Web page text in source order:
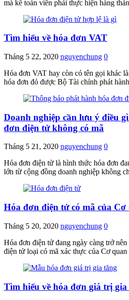
mà kế toán viên phải thực hiện hàng
Tìm hiểu về hóa đơn VAT
Tháng 5 22, 2020 nguyenchung 0
Hóa đơn VAT hay còn có tên gọi khác
hóa đơn đỏ được Bộ Tài chính phát hành
Doanh nghiệp cần lưu ý điều
đơn điện tử không có mã
Tháng 5 21, 2020 nguyenchung 0
Hóa đơn điện tử là hình thức hóa đơn
lớn từ cộng đồng doanh nghiệp không
Hóa đơn điện tử có mã của
Tháng 5 20, 2020 nguyenchung 0
Hóa đơn điện tử đang ngày càng trở
điện tử loại có mã xác thực của Cơ quan
Tìm hiểu về hóa đơn giá trị gia